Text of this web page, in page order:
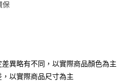
上)免運費
保
異略有不同，以實際商品顏色為主
以實際商品尺寸為主